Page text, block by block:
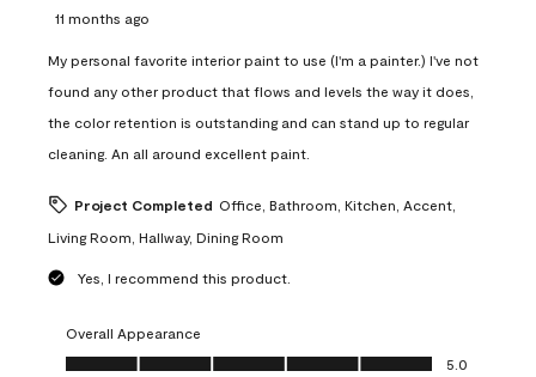
11 months ago
My personal favorite interior paint to use (I'm a painter.) I've not
found any other product that flows and levels the way it does,
the color retention is outstanding and can stand up to regular
cleaning. An all around excellent paint.
Project Completed Office, Bathroom, Kitchen, Accent,
Living Room, Hallway, Dining Room
Yes, I recommend this product.
Overall Appearance
Overall Appearance, 5.0 out of 5
5.0